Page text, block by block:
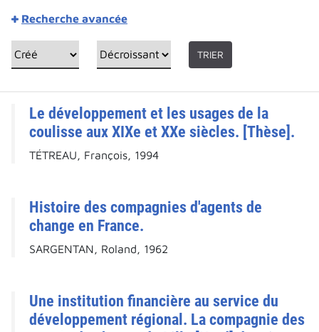
Recherche avancée
TRIER
Le développement et les usages de la
coulisse aux XIXe et XXe siècles. [Thèse].
TÉTREAU, François, 1994
Histoire des compagnies d'agents de
change en France.
SARGENTAN, Roland, 1962
Une institution financière au service du
développement régional. La compagnie des